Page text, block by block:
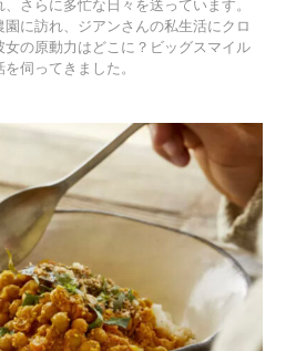
さらに多忙な日々を送っています。
に訪れ、ジアンさんの私生活にクロ
の原動力はどこに？ビッグスマイル
伺ってきました。